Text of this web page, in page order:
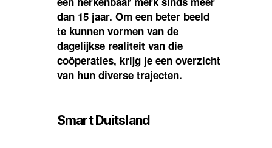
dan 15 jaar. Om een beter beeld
te kunnen vormen van de
dagelijkse realiteit van die
coöperaties, krijg je een overzicht
van hun diverse trajecten.
Smart Duitsland